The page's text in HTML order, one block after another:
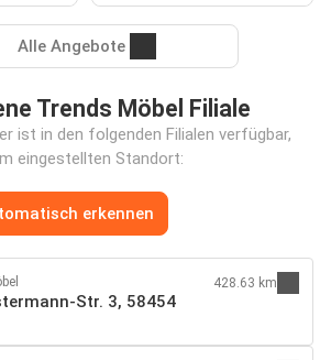
Alle Angebote
Trends Möbel Filiale
ist in den folgenden Filialen verfügbar,
eingestellten Standort:
erkennen
Str. 3, 58454
428.63 km